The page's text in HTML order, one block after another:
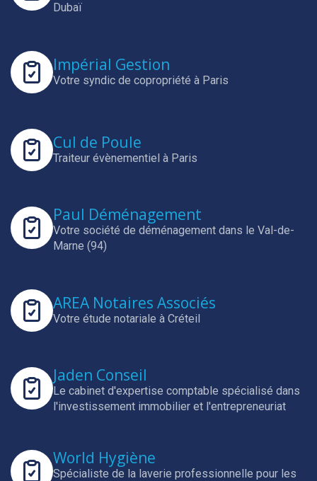
Dubaï
Impérial Gestion
Votre syndic de copropriété à Paris
Cul de Poule
Traiteur évènementiel à Paris
Paul Déménagement
Votre société de déménagement dans le Val-de-
Marne (94)
AREA Notaires Associés
Votre étude notariale à Créteil
Jaden Conseil
Le cabinet d'expertise comptable spécialisé dans
l'investissement immobilier et l'entrepreneuriat
World Hygiène
Spécialiste de la laverie professionnelle pour les